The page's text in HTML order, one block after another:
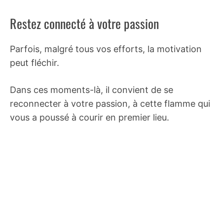
Restez connecté à votre passion
Parfois, malgré tous vos efforts, la motivation
peut fléchir.
Dans ces moments-là, il convient de se
reconnecter à votre passion, à cette flamme qui
vous a poussé à courir en premier lieu.